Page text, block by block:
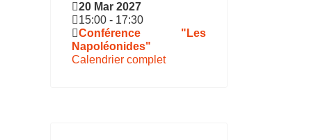
20 Mar 2027
15:00 - 17:30
Conférence "Les
Napoléonides"
Calendrier complet